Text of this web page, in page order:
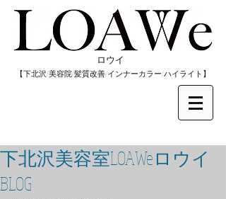
​ロウイ
​【下北沢/美容院/髪質改善/インナーカラー/​ハイライト】
下北沢美容室LOAWeロウイ
BLOG